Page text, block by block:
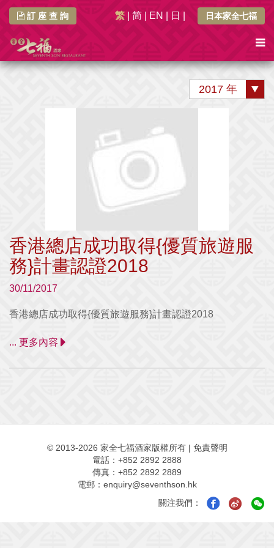
日本家全七福
繁 简 EN 日
訂 座 查 詢
2017 年
香港總店成功取得{優質旅遊服
務}計畫認證2018
30/11/2017
香港總店成功取得{優質旅遊服務}計畫認證2018
... 更多內容
© 2013-2026 家全七福酒家版權所有| 免責聲明
電話：+852 2892 2888
傳真：+852 2892 2889
電郵： enquiry@seventhson.hk
關注我們：